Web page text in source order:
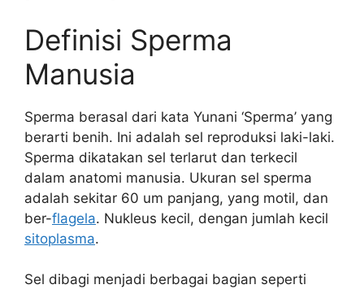
Definisi Sperma
Manusia
Sperma berasal dari kata Yunani ‘Sperma’ yang
berarti benih. Ini adalah sel reproduksi laki-laki.
Sperma dikatakan sel terlarut dan terkecil
dalam anatomi manusia. Ukuran sel sperma
adalah sekitar 60 um panjang, yang motil, dan
ber-flagela. Nukleus kecil, dengan jumlah kecil
sitoplasma.
Sel dibagi menjadi berbagai bagian seperti